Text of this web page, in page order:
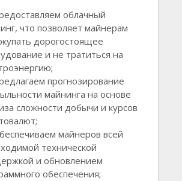
облачный
что позволяет майнерам
дорогостоящее
и не тратиться на
прогнозирование
майнинга на основе
сложности добычи и курсов
майнеров всей
технической
и обновлением
обеспечения;